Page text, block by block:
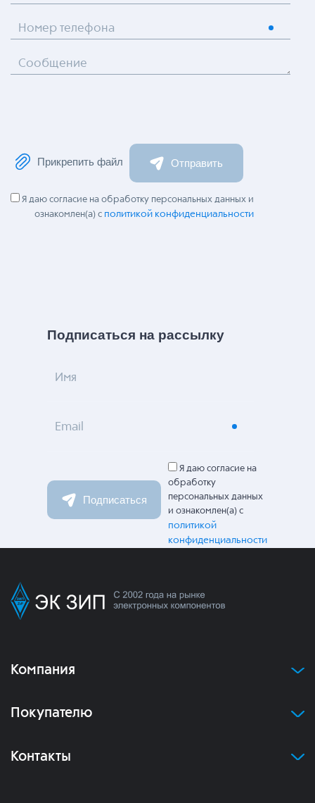
Номер телефона
Сообщение
Прикрепить файл Отправить
Я даю согласие на обработку персональных данных и
ознакомлен(а) с политикой конфиденциальности
Подписаться на рассылку
Имя
Email
Подписаться
Я даю согласие на
обработку
персональных данных
и ознакомлен(а) с
политикой
конфиденциальности
Компания
Покупателю
Контакты